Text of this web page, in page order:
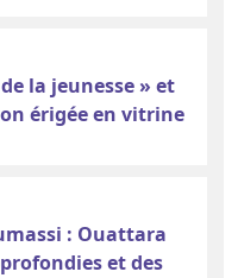
la jeunesse » et
érigée en vitrine
: Ouattara
et des